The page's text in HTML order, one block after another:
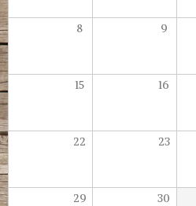
8 9
15 16
22 23
29 30